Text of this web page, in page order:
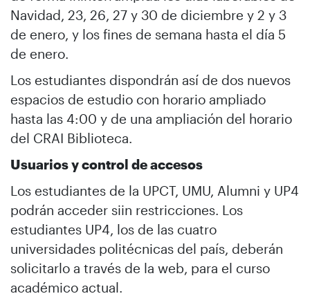
Navidad, 23, 26, 27 y 30 de diciembre y 2 y 3
de enero, y los fines de semana hasta el día 5
de enero.
Los estudiantes dispondrán así de dos nuevos
espacios de estudio con horario ampliado
hasta las 4:00 y de una ampliación del horario
del CRAI Biblioteca.
Usuarios y control de accesos
Los estudiantes de la UPCT, UMU, Alumni y UP4
podrán acceder siin restricciones. Los
estudiantes UP4, los de las cuatro
universidades politécnicas del país, deberán
solicitarlo a través de la web, para el curso
académico actual.